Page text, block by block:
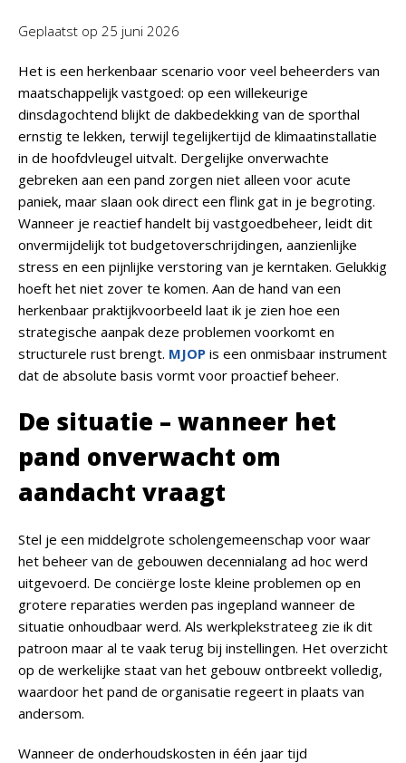
Geplaatst op 25 juni 2026
Het is een herkenbaar scenario voor veel beheerders van
maatschappelijk vastgoed: op een willekeurige
dinsdagochtend blijkt de dakbedekking van de sporthal
ernstig te lekken, terwijl tegelijkertijd de klimaatinstallatie
in de hoofdvleugel uitvalt. Dergelijke onverwachte
gebreken aan een pand zorgen niet alleen voor acute
paniek, maar slaan ook direct een flink gat in je begroting.
Wanneer je reactief handelt bij vastgoedbeheer, leidt dit
onvermijdelijk tot budgetoverschrijdingen, aanzienlijke
stress en een pijnlijke verstoring van je kerntaken. Gelukkig
hoeft het niet zover te komen. Aan de hand van een
herkenbaar praktijkvoorbeeld laat ik je zien hoe een
strategische aanpak deze problemen voorkomt en
structurele rust brengt. MJOP is een onmisbaar instrument
dat de absolute basis vormt voor proactief beheer.
De situatie – wanneer het
pand onverwacht om
aandacht vraagt
Stel je een middelgrote scholengemeenschap voor waar
het beheer van de gebouwen decennialang ad hoc werd
uitgevoerd. De conciërge loste kleine problemen op en
grotere reparaties werden pas ingepland wanneer de
situatie onhoudbaar werd. Als werkplekstrateeg zie ik dit
patroon maar al te vaak terug bij instellingen. Het overzicht
op de werkelijke staat van het gebouw ontbreekt volledig,
waardoor het pand de organisatie regeert in plaats van
andersom.
Wanneer de onderhoudskosten in één jaar tijd